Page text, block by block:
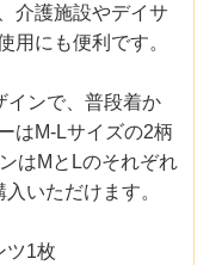
介護施設やデイサ
用にも便利です。
インで、普段着か
はM-Lサイズの2柄
はMとLのそれぞれ
いただけます。
ツ1枚